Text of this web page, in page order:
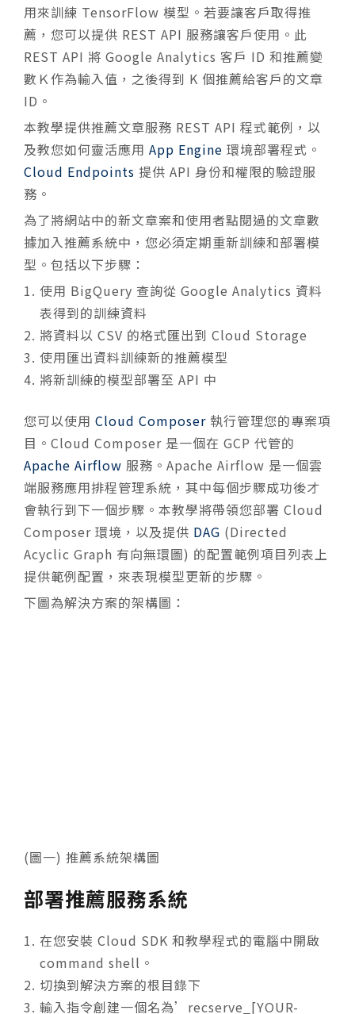
用來訓練 TensorFlow 模型。若要讓客戶取得推
薦，您可以提供 REST API 服務讓客戶使用。此
REST API 將 Google Analytics 客戶 ID 和推薦變
數Ｋ作為輸入值，之後得到 K 個推薦給客戶的文章
ID。
本教學提供推薦文章服務 REST API 程式範例，以
及教您如何靈活應用 App Engine 環境部署程式。
Cloud Endpoints 提供 API 身份和權限的驗證服
務。
為了將網站中的新文章案和使用者點閱過的文章數
據加入推薦系統中，您必須定期重新訓練和部署模
型。包括以下步驟：
使用 BigQuery 查詢從 Google Analytics 資料
表得到的訓練資料
將資料以 CSV 的格式匯出到 Cloud Storage
使用匯出資料訓練新的推薦模型
將新訓練的模型部署至 API 中
您可以使用 Cloud Composer 執行管理您的專案項
目。Cloud Composer 是一個在 GCP 代管的
Apache Airflow 服務。Apache Airflow 是一個雲
端服務應用排程管理系統，其中每個步驟成功後才
會執行到下一個步驟。本教學將帶領您部署 Cloud
Composer 環境，以及提供 DAG (Directed
Acyclic Graph 有向無環圖) 的配置範例項目列表上
提供範例配置，來表現模型更新的步驟。
下圖為解決方案的架構圖：
(圖一) 推薦系統架構圖
部署推薦服務系統
在您安裝 Cloud SDK 和教學程式的電腦中開啟
command shell。
切換到解決方案的根目錄下
輸入指令創建一個名為’recserve_[YOUR-